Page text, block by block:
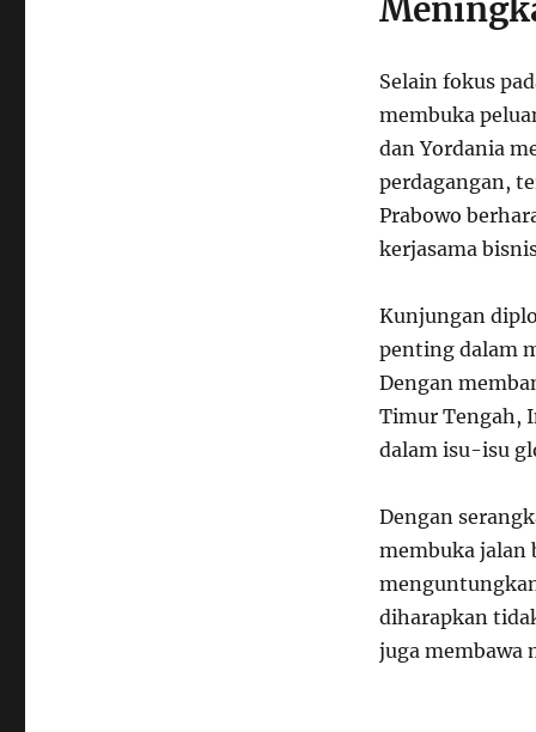
Selain fokus
membuka
dan Yordania
perdagangan,
Prabowo
kerjasama
Kunjungan
penting dalam
Dengan
Timur Tengah,
dalam isu-isu
Dengan
membuka jalan
diharapkan
juga membawa